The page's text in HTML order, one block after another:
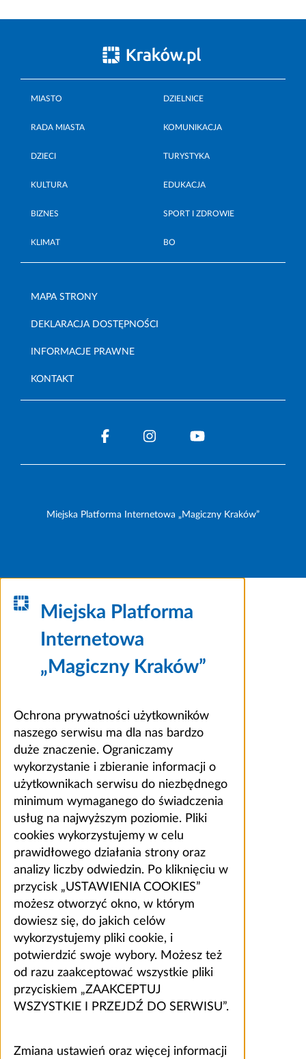
MIASTO DZIELNICE
RADA MIASTA KOMUNIKACJA
DZIECI TURYSTYKA
KULTURA EDUKACJA
BIZNES SPORT I ZDROWIE
KLIMAT BO
MAPA STRONY
DEKLARACJA DOSTĘPNOŚCI
INFORMACJE PRAWNE
KONTAKT
Miejska Platforma Internetowa „Magiczny Kraków”
Miejska Platforma
Internetowa
„Magiczny Kraków”
Ochrona prywatności użytkowników
naszego serwisu ma dla nas bardzo
duże znaczenie. Ograniczamy
wykorzystanie i zbieranie informacji o
użytkownikach serwisu do niezbędnego
minimum wymaganego do świadczenia
usług na najwyższym poziomie. Pliki
cookies wykorzystujemy w celu
prawidłowego działania strony oraz
analizy liczby odwiedzin. Po kliknięciu w
przycisk „USTAWIENIA COOKIES”
możesz otworzyć okno, w którym
dowiesz się, do jakich celów
wykorzystujemy pliki cookie, i
potwierdzić swoje wybory. Możesz też
od razu zaakceptować wszystkie pliki
przyciskiem „ZAAKCEPTUJ
WSZYSTKIE I PRZEJDŹ DO SERWISU”.
Zmiana ustawień oraz więcej informacji